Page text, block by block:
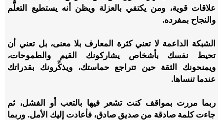
علاقات قوية، ومن يكتفي بالعزلة ويظن أنه يستطيع التعلُّم
والنجاح بمفرده.
الشبكة الداعمة لا تعني كثرة المعارف بلا معنى، بل تعني أن
تحيط نفسك بأشخاص يشاركونك القيم والطموحات،
ويمنحونك الثقة حين تتراجع حماستك، ويذكِّرونك بقدراتك
عندما تنساها.
ربما مررت بمواقف كنت تشعر فيها بالتعب أو الفشل، ثم
جاءت كلمة صادقة من صديق صادق، فأعادت إليك الأمل. وربما